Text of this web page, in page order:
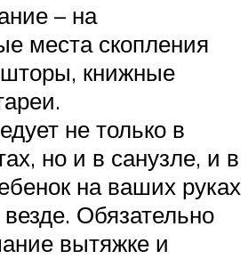
– на
места скопления
книжные
не только в
но и в санузле, и в
на ваших руках
Обязательно
вытяжке и